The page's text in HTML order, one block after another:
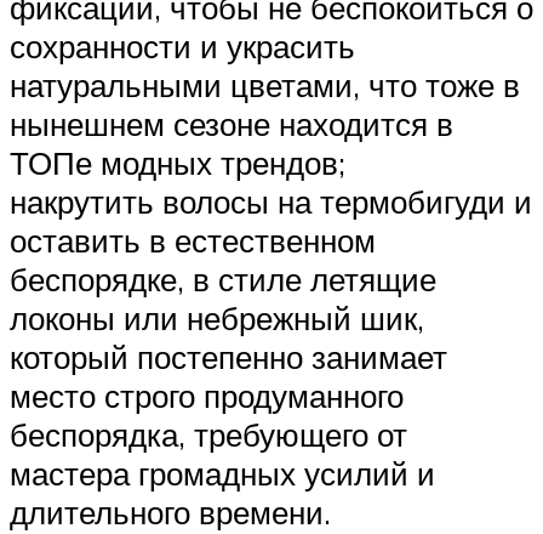
фиксации, чтобы не беспокоиться о
сохранности и украсить
натуральными цветами, что тоже в
нынешнем сезоне находится в
ТОПе модных трендов;
накрутить волосы на термобигуди и
оставить в естественном
беспорядке, в стиле летящие
локоны или небрежный шик,
который постепенно занимает
место строго продуманного
беспорядка, требующего от
мастера громадных усилий и
длительного времени.